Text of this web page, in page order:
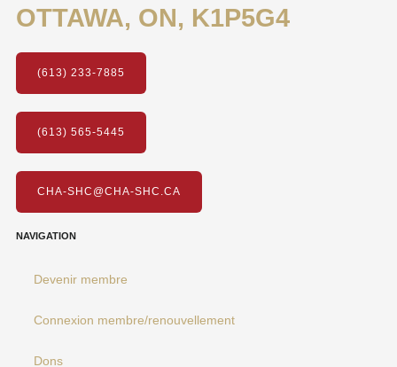
OTTAWA, ON, K1P5G4
(613) 233-7885
(613) 565-5445
CHA-SHC@CHA-SHC.CA
NAVIGATION
Devenir membre
Connexion membre/renouvellement
Dons